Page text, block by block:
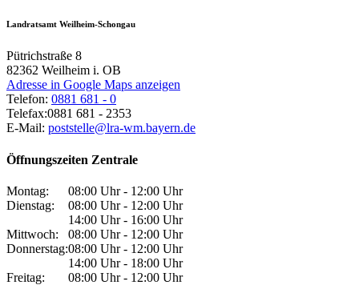
Landratsamt Weilheim-Schongau
Pütrichstraße 8
82362 Weilheim i. OB
Adresse in Google Maps anzeigen
Telefon: 0881 681 - 0
Telefax:0881 681 - 2353
E-Mail: poststelle@lra-wm.bayern.de
Öffnungszeiten Zentrale
Montag:
08:00 Uhr - 12:00 Uhr
Dienstag:
08:00 Uhr - 12:00 Uhr
14:00 Uhr - 16:00 Uhr
Mittwoch:
08:00 Uhr - 12:00 Uhr
Donnerstag:08:00 Uhr - 12:00 Uhr
14:00 Uhr - 18:00 Uhr
Freitag:
08:00 Uhr - 12:00 Uhr